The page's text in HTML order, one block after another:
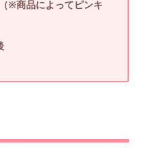
※商品によってピンキ